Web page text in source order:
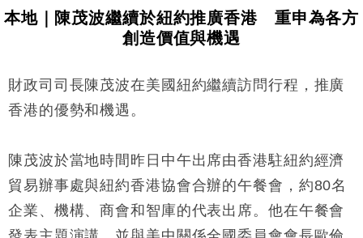
11:12
國際｜特朗普料美伊戰事快結束 承認部分彈藥庫存緊
司
18:31
財經｜華僑銀行上半年淨利創新高 中期息增15%至
47仙
及消費表現
16:47
本地｜假冒內地執法人員要求交「保證金」 43歲女子
損失近6900萬元
16:05
財經｜日經失守6.5萬點後回穩 全周仍升近2%
本地｜陳茂波繼續於紐約推廣香港 重申為各方
創造價值與機遇
財政司司長陳茂波在美國紐約繼續訪問行程，推廣
香港的優勢和機遇。
陳茂波於當地時間昨日中午出席由香港駐紐約經濟
貿易辦事處與紐約香港協會合辦的午餐會，約80名
企業、機構、商會和智庫的代表出席。他在午餐會